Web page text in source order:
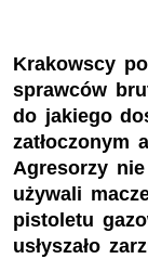
Krakowscy
sprawców
do jakiego
zatłoczonym
Agresorzy
używali
pistoletu
usłyszało